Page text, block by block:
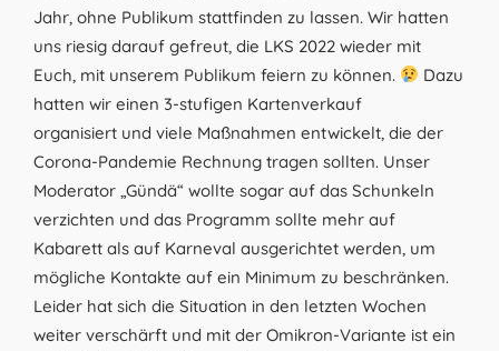
Jahr, ohne Publikum stattfinden zu lassen. Wir hatten
uns riesig darauf gefreut, die LKS 2022 wieder mit
Euch, mit unserem Publikum feiern zu können.
Dazu
hatten wir einen 3-stufigen Kartenverkauf
organisiert und viele Maßnahmen entwickelt, die der
Corona-Pandemie Rechnung tragen sollten. Unser
Moderator „Gündä“ wollte sogar auf das Schunkeln
verzichten und das Programm sollte mehr auf
Kabarett als auf Karneval ausgerichtet werden, um
mögliche Kontakte auf ein Minimum zu beschränken.
Leider hat sich die Situation in den letzten Wochen
weiter verschärft und mit der Omikron-Variante ist ein